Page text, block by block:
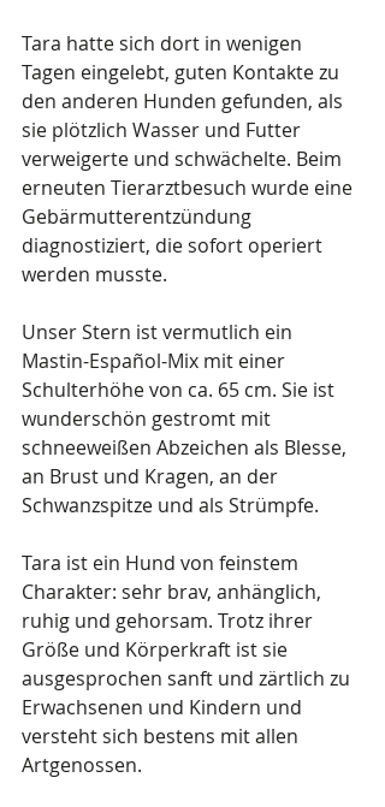
Tara hatte sich dort in wenigen
Tagen eingelebt, guten Kontakte zu
den anderen Hunden gefunden, als
sie plötzlich Wasser und Futter
verweigerte und schwächelte. Beim
erneuten Tierarztbesuch wurde eine
Gebärmutterentzündung
diagnostiziert, die sofort operiert
werden musste.
Unser Stern ist vermutlich ein
Mastin-Español-Mix mit einer
Schulterhöhe von ca. 65 cm. Sie ist
wunderschön gestromt mit
schneeweißen Abzeichen als Blesse,
an Brust und Kragen, an der
Schwanzspitze und als Strümpfe.
Tara ist ein Hund von feinstem
Charakter: sehr brav, anhänglich,
ruhig und gehorsam. Trotz ihrer
Größe und Körperkraft ist sie
ausgesprochen sanft und zärtlich zu
Erwachsenen und Kindern und
versteht sich bestens mit allen
Artgenossen.